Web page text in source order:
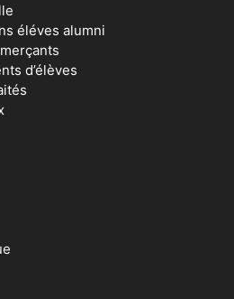
éléves alumni
d’élèves